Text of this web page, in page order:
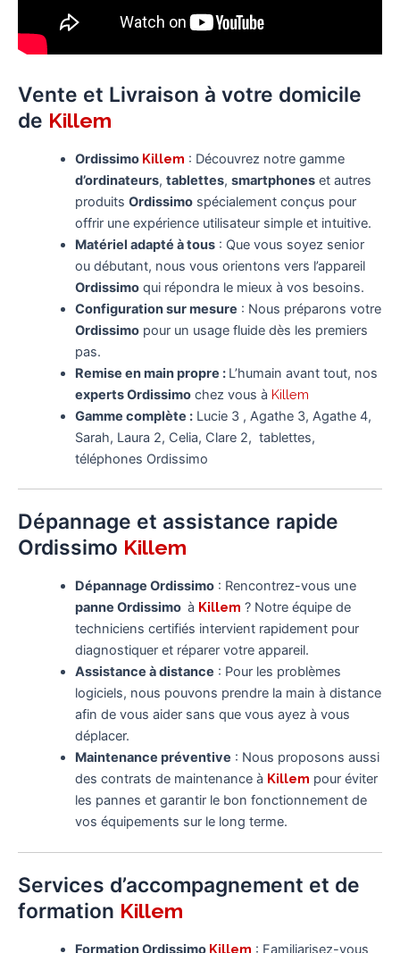
Vente et Livraison à votre domicile
de Killem
Ordissimo Killem : Découvrez notre gamme
d’ordinateurs, tablettes, smartphoneset autres
produits Ordissimospécialement conçus pour
offrir une expérience utilisateur simple et intuitive.
Matériel adapté à tous: Que vous soyez senior
ou débutant, nous vous orientons vers l’appareil
Ordissimoqui répondra le mieux à vos besoins.
Configuration sur mesure : Nous préparons votre
Ordissimopour un usage fluide dès les premiers
pas.
Remise en main propre : L’humain avant tout, nos
experts Ordissimochez vous à Killem
Gamme complète :Lucie 3 , Agathe 3, Agathe 4,
Sarah, Laura 2, Celia, Clare 2, tablettes,
téléphones Ordissimo
Dépannage et assistance rapide
Ordissimo Killem
Dépannage Ordissimo: Rencontrez-vous une
panne Ordissimoà Killem ? Notre équipe de
techniciens certifiés intervient rapidement pour
diagnostiquer et réparer votre appareil.
Assistance à distance : Pour les problèmes
logiciels, nous pouvons prendre la main à distance
afin de vous aider sans que vous ayez à vous
déplacer.
Maintenance préventive : Nous proposons aussi
des contrats de maintenance à Killem pour éviter
les pannes et garantir le bon fonctionnement de
vos équipements sur le long terme.
Services d’accompagnement et de
formation Killem
Formation Ordissimo Killem : Familiarisez-vous